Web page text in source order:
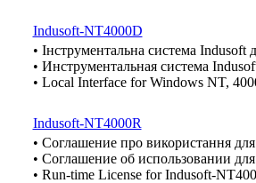
Indusoft-NT4000D
• Інструментальна система Indusoft
• Инструментальная система
• Local Interface for Windows NT,
Indusoft-NT4000R
• Cоглашение про використання
• Cоглашение об использовании
• Run-time License for Indusoft-